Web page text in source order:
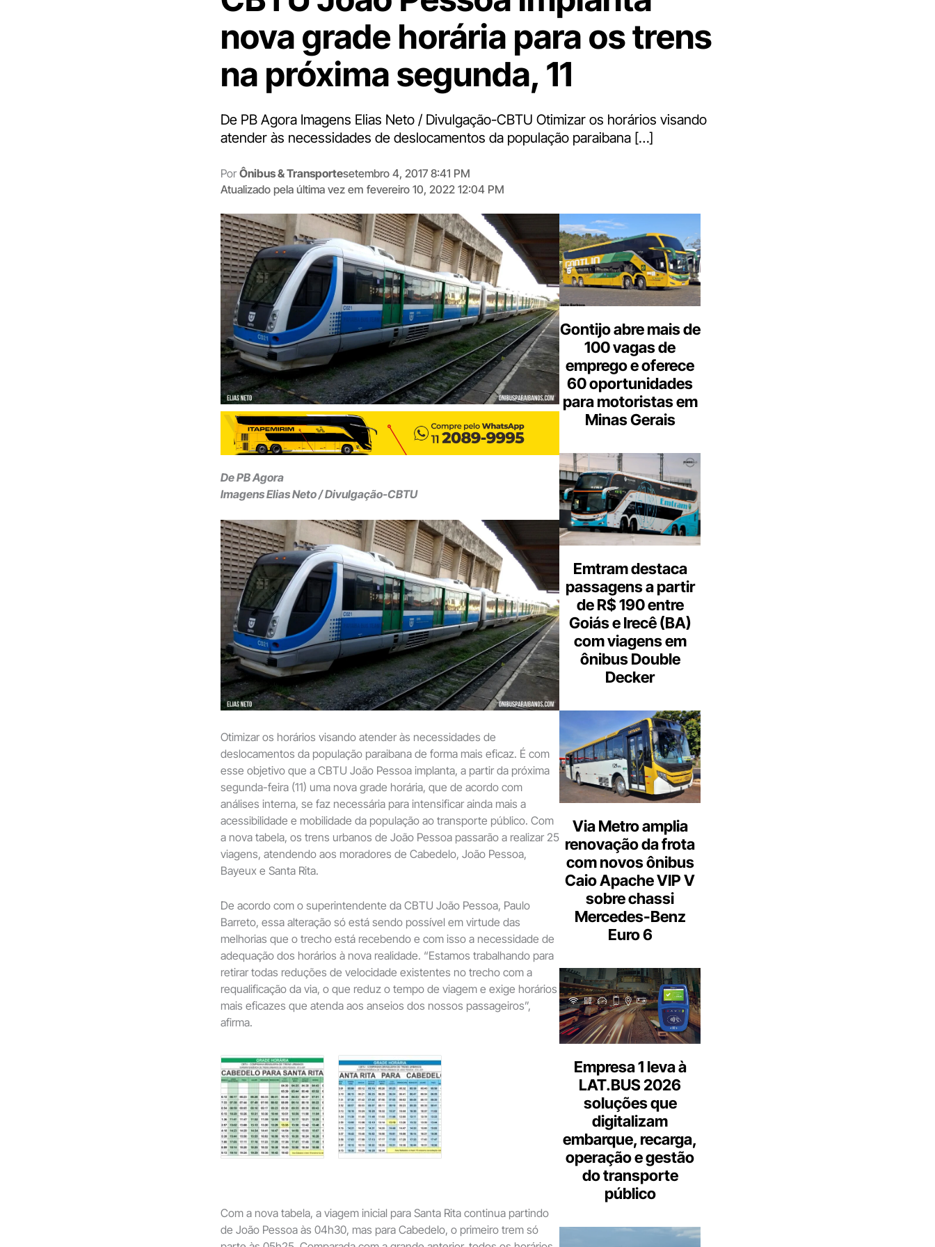
nova grade horária para os trens
na próxima segunda, 11
De PB Agora Imagens Elias Neto / Divulgação-CBTU Otimizar os horários visando
atender às necessidades de deslocamentos da população paraibana […]
Por Ônibus & Transportesetembro 4, 2017 8:41 PM
Atualizado pela última vez em fevereiro 10, 2022 12:04 PM
De PB Agora
Imagens Elias Neto / Divulgação-CBTU
Otimizar os horários visando atender às necessidades de
deslocamentos da população paraibana de forma mais eficaz. É com
esse objetivo que a CBTU João Pessoa implanta, a partir da próxima
segunda-feira (11) uma nova grade horária, que de acordo com
análises interna, se faz necessária para intensificar ainda mais a
acessibilidade e mobilidade da população ao transporte público. Com
a nova tabela, os trens urbanos de João Pessoa passarão a realizar 25
viagens, atendendo aos moradores de Cabedelo, João Pessoa,
Bayeux e Santa Rita.
De acordo com o superintendente da CBTU João Pessoa, Paulo
Barreto, essa alteração só está sendo possível em virtude das
melhorias que o trecho está recebendo e com isso a necessidade de
adequação dos horários à nova realidade. “Estamos trabalhando para
retirar todas reduções de velocidade existentes no trecho com a
requalificação da via, o que reduz o tempo de viagem e exige horários
mais eficazes que atenda aos anseios dos nossos passageiros”,
afirma.
Com a nova tabela, a viagem inicial para Santa Rita continua partindo
de João Pessoa às 04h30, mas para Cabedelo, o primeiro trem só
Gontijo abre mais de
100 vagas de
emprego e oferece
60 oportunidades
para motoristas em
Minas Gerais
Emtram destaca
passagens a partir
de R$ 190 entre
Goiás e Irecê (BA)
com viagens em
ônibus Double
Decker
Via Metro amplia
renovação da frota
com novos ônibus
Caio Apache VIP V
sobre chassi
Mercedes-Benz
Euro 6
Empresa 1 leva à
LAT.BUS 2026
soluções que
digitalizam
embarque, recarga,
operação e gestão
do transporte
público
aqui
o
seu
e-
mail